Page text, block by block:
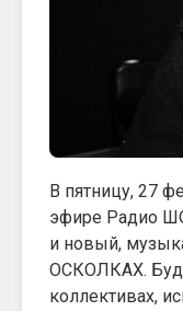
В пятницу, 27
эфире Радио
и новый,
ОСКОЛКАХ.
коллективах,